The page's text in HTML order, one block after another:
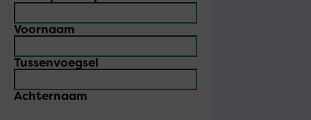
Voornaam
Tussenvoegsel
Achternaam